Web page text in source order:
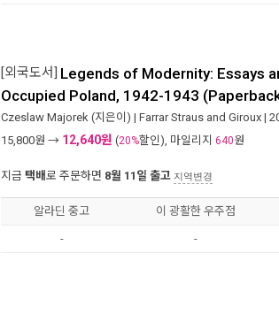
[외국도서] Legends of Modernity: Essays
Occupied Poland, 1942-1943
Czeslaw Majorek (지은이) | Farrar Straus and Giroux |
15,800원 → 12,640원 (20%할인), 마일리지 640원
지금 택배로 주문하면 8월 11일 출고 지역변경
알라딘 중고 이 광활한 우주점
- -